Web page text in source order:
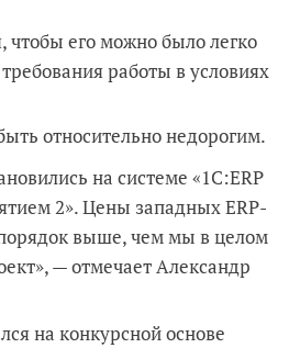
чтобы его можно было легко
работы в условиях
относительно недорогим.
на системе «1С:ERP
2». Цены западных ERP-
выше, чем мы в целом
— отмечает Александр
на конкурсной основе